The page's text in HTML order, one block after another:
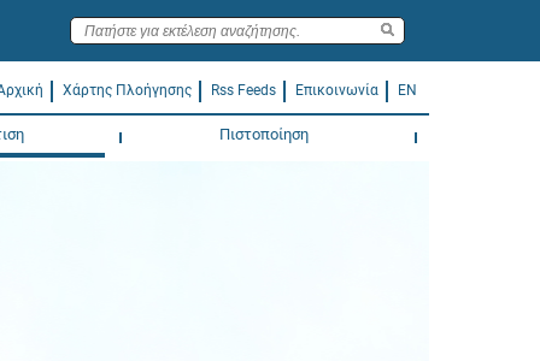
Χάρτης Πλοήγησης Rss Feeds Επικοινωνία EN
Πιστοποίηση